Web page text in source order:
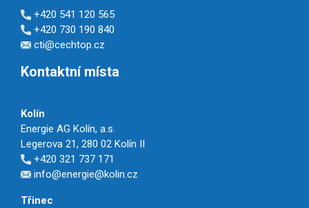
+420 541 120 565
+420 730 190 840
cti@cechtop.cz
Kontaktní místa
Kolín
Energie AG Kolín, a.s.
Legerova 21, 280 02 Kolín II
+420 321 737 171
info@energie@kolin.cz
Třinec